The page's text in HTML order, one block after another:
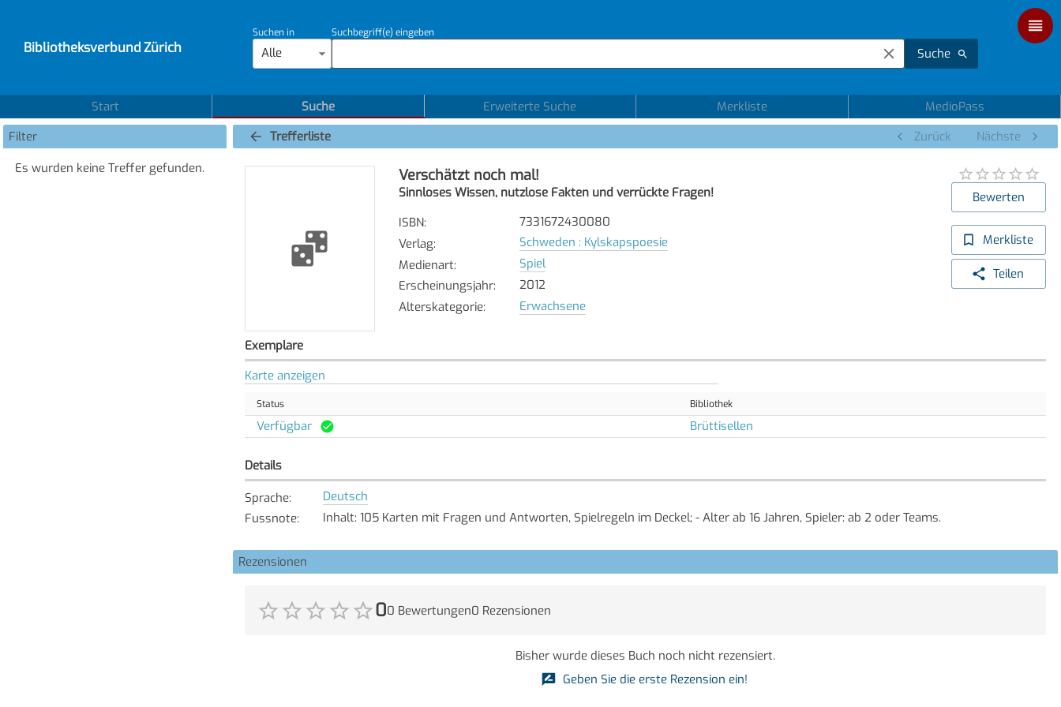
Bibliotheksverbund Zürich
Suchen in
Alle
Suchbegriff(e) eingeben
Suche
Start Suche Erweiterte Suche Merkliste
MedioPass
Filter
Es wurden keine Treffer gefunden.
Trefferliste Zurück Nächste
Verschätzt noch mal!
Sinnloses Wissen, nutzlose Fakten und verrückte Fragen!
ISBN:
7331672430080
Verlag:
Schweden : Kylskapspoesie
Medienart:
Spiel
Erscheinungsjahr:
2012
Alterskategorie: Erwachsene
Bewerten
Merkliste
Teilen
Exemplare
Karte anzeigen
Status Bibliothek
Verfügbar Brüttisellen
Details
Sprache:
Deutsch
Fussnote: Inhalt: 105 Karten mit Fragen und Antworten, Spielregeln im Deckel; - Alter ab 16 Jahren, Spieler: ab 2 oder Teams.
Rezensionen
00 Bewertungen0 Rezensionen
Bisher wurde dieses Buch noch nicht rezensiert.
Geben Sie die erste Rezension ein!